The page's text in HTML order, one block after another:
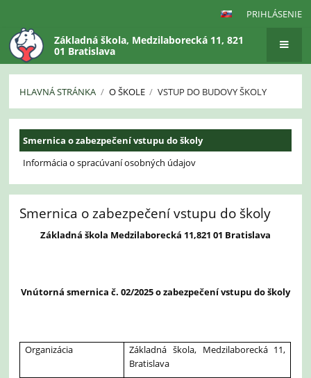
PRIHLÁSENIE
Základná škola, Medzilaborecká 11, 821
01 Bratislava
HLAVNÁ STRÁNKA / O ŠKOLE / VSTUP DO BUDOVY ŠKOLY
Vstup
do
budovy
školy
Smernica o zabezpečení vstupu do školy
Informácia o spracúvaní osobných údajov
Smernica o zabezpečení vstupu do školy
Základná škola Medzilaborecká 11,821 01 Bratislava
Vnútorná smernica č. 02/2025 o zabezpečení vstupu do školy
Organizácia
Základná škola, Medzilaborecká 11,
Bratislava